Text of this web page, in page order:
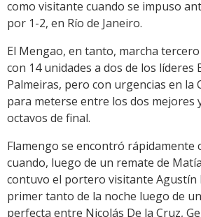
como visitante cuando se impuso
por 1-2, en Río de Janeiro.
El Mengao, en tanto, marcha
con 14 unidades a dos de los líderes
Palmeiras, pero con urgencias en la
para meterse entre los dos mejores
octavos de final.
Flamengo se encontró rápidamente
cuando, luego de un remate de
contuvo el portero visitante Agustín
primer tanto de la noche luego de
perfecta entre Nicolás De la Cruz,